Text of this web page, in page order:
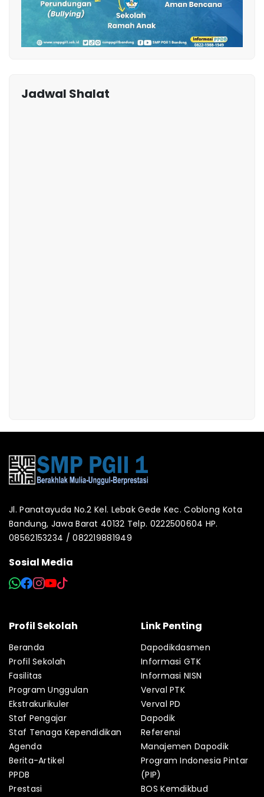
Jadwal Shalat
Jl. Panatayuda No.2 Kel. Lebak Gede Kec. Coblong Kota
Bandung, Jawa Barat 40132 Telp. 0222500604 HP.
08562153234 / 082219881949
Sosial Media
Profil Sekolah
Beranda
Profil Sekolah
Fasilitas
Program Unggulan
Ekstrakurikuler
Staf Pengajar
Staf Tenaga Kependidikan
Agenda
Berita-Artikel
PPDB
Prestasi
Link Penting
Dapodikdasmen
Informasi GTK
Informasi NISN
Verval PTK
Verval PD
Dapodik
Referensi
Manajemen Dapodik
Program Indonesia Pintar
(PIP)
BOS Kemdikbud